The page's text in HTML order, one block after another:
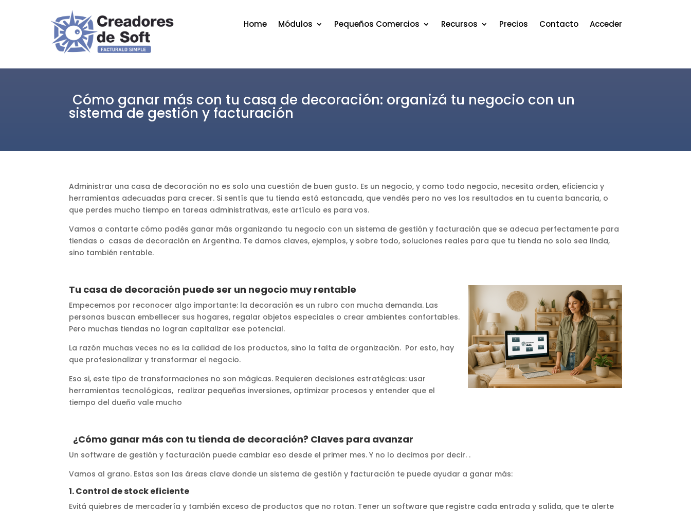
Home Módulos Pequeños Comercios Recursos Precios Contacto Acceder
Cómo ganar más con tu casa de decoración: organizá tu negocio con un
sistema de gestión y facturación
Administrar una casa de decoración no es solo una cuestión de buen gusto. Es un negocio, y como todo negocio, necesita orden, eficiencia y
herramientas adecuadas para crecer. Si sentís que tu tienda está estancada, que vendés pero no ves los resultados en tu cuenta bancaria, o
que perdes mucho tiempo en tareas administrativas, este artículo es para vos.
Vamos a contarte cómo podés ganar más organizando tu negocio con un sistema de gestión y facturación que se adecua perfectamente para
tiendas o casas de decoración en Argentina. Te damos claves, ejemplos, y sobre todo, soluciones reales para que tu tienda no solo sea linda,
sino también rentable.
Tu casa de decoración puede ser un negocio muy rentable
Empecemos por reconocer algo importante: la decoración es un rubro con mucha demanda. Las
personas buscan embellecer sus hogares, regalar objetos especiales o crear ambientes confortables.
Pero muchas tiendas no logran capitalizar ese potencial.
La razón muchas veces no es la calidad de los productos, sino la falta de organización. Por esto, hay
que profesionalizar y transformar el negocio.
Eso si, este tipo de transformaciones no son mágicas. Requieren decisiones estratégicas: usar
herramientas tecnológicas, realizar pequeñas inversiones, optimizar procesos y entender que el
tiempo del dueño vale mucho
¿Cómo ganar más con tu tienda de decoración? Claves para avanzar
Un software de gestión y facturación puede cambiar eso desde el primer mes. Y no lo decimos por decir. .
Vamos al grano. Estas son las áreas clave donde un sistema de gestión y facturación te puede ayudar a ganar más:
1. Control de stock eficiente
Evitá quiebres de mercadería y también exceso de productos que no rotan. Tener un software que registre cada entrada y salida, que te alerte